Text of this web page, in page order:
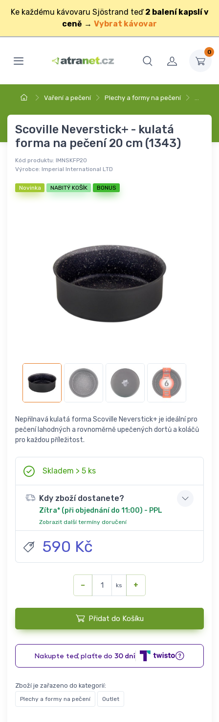
Ke každému kávovaru Sjöstrand teď 2 balení kapslí v
ceně → Vybrat kávovar
0
Vaření a pečení Plechy a formy na pečení
Scoville Neverstick+ - kulatá
forma na pečení 20 cm (1343)
Kód produktu: IMNSKFP20
Výrobce: Imperial International LTD
Novinka NABITÝ KOŠÍK BONUS
Nepřilnavá kulatá forma Scoville Neverstick+ je ideální pro
pečení lahodných a rovnoměrně upečených dortů a koláčů
pro každou příležitost.
Skladem > 5 ks
Kdy zboží dostanete?
Zítra* (při objednání do 11:00) - PPL
Zobrazit další termíny doručení
590 Kč
− ks +
Přidat do Košíku
Zboží je zařazeno do kategorií:
Plechy a formy na pečení Outlet